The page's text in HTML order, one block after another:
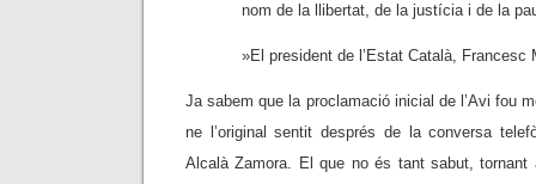
nom de la llibertat, de la justícia i de la
»El president de l’Estat Català, Francesc
Ja sabem que la proclamació inicial de l’Avi fou
ne l’original sentit després de la conversa
Alcalà Zamora. El que no és tant sabut, tornant